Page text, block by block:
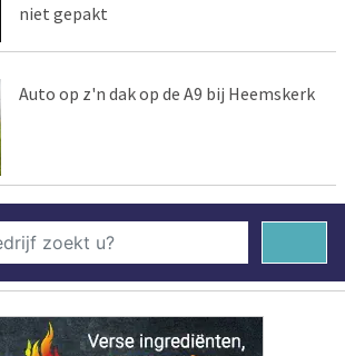
niet gepakt
Auto op z'n dak op de A9 bij Heemskerk